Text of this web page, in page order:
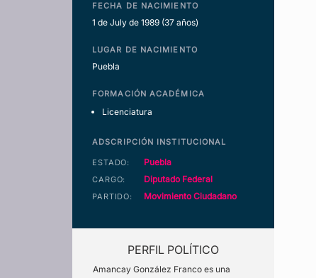
FECHA DE NACIMIENTO
1 de July de 1989 (37 años)
LUGAR DE NACIMIENTO
Puebla
FORMACIÓN ACADÉMICA
Licenciatura
ADSCRIPCIÓN INSTITUCIONAL
ESTADO: Puebla
CARGO: Diputado Federal
PARTIDO: Movimiento Ciudadano
PERFIL POLÍTICO
Amancay González Franco es una